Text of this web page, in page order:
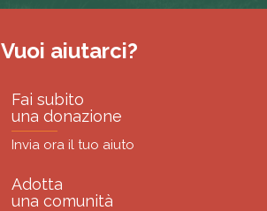
Vuoi aiutarci?
Fai subito
una donazione
Invia ora il tuo aiuto
Adotta
una comunità